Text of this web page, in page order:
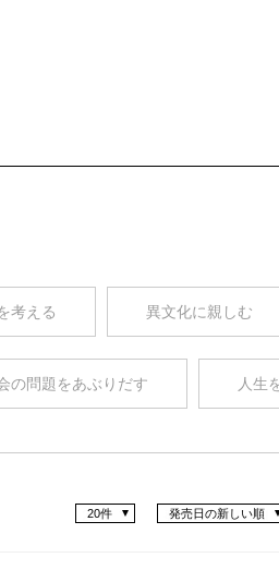
考える 異文化に親しむ
の問題をあぶりだす 人生
発売日の新しい順
20件